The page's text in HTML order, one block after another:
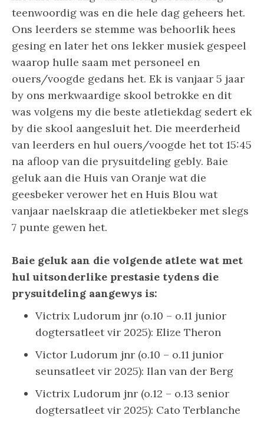
teenwoordig was en die hele dag geheers het.
Ons leerders se stemme was behoorlik hees
gesing en later het ons lekker musiek gespeel
waarop hulle saam met personeel en
ouers/voogde gedans het. Ek is vanjaar 5 jaar
by ons merkwaardige skool betrokke en dit
was volgens my die beste atletiekdag sedert ek
by die skool aangesluit het. Die meerderheid
van leerders en hul ouers/voogde het tot 15:45
na afloop van die prysuitdeling gebly. Baie
geluk aan die Huis van Oranje wat die
geesbeker verower het en Huis Blou wat
vanjaar naelskraap die atletiekbeker met slegs
7 punte gewen het.
Baie geluk aan die volgende atlete wat met
hul uitsonderlike prestasie tydens die
prysuitdeling aangewys is:
Victrix Ludorum jnr (o.10 – o.11 junior
dogtersatleet vir 2025): Elize Theron
Victor Ludorum jnr (o.10 – o.11 junior
seunsatleet vir 2025): Ilan van der Berg
Victrix Ludorum jnr (o.12 – o.13 senior
dogtersatleet vir 2025): Cato Terblanche